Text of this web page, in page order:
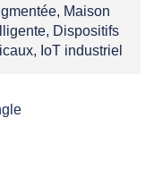
Maison
Dispositifs
IoT industriel